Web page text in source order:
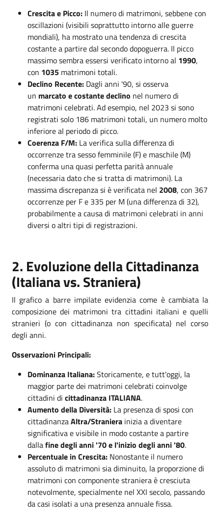
Crescita e Picco: Il numero di matrimoni, sebbene con
oscillazioni (visibili soprattutto intorno alle guerre
mondiali), ha mostrato una tendenza di crescita
costante a partire dal secondo dopoguerra. Il picco
massimo sembra essersi verificato intorno al 1990,
con 1035 matrimoni totali.
Declino Recente: Dagli anni '90, si osserva
un marcato e costante declino nel numero di
matrimoni celebrati. Ad esempio, nel 2023 si sono
registrati solo 186 matrimoni totali, un numero molto
inferiore al periodo di picco.
Coerenza F/M: La verifica sulla differenza di
occorrenze tra sesso femminile (F) e maschile (M)
conferma una quasi perfetta parità annuale
(necessaria dato che si tratta di matrimoni). La
massima discrepanza si è verificata nel 2008, con 367
occorrenze per F e 335 per M (una differenza di 32),
probabilmente a causa di matrimoni celebrati in anni
diversi o altri tipi di registrazioni.
2. Evoluzione della Cittadinanza
(Italiana vs. Straniera)
Il grafico a barre impilate evidenzia come è cambiata la
composizione dei matrimoni tra cittadini italiani e quelli
stranieri (o con cittadinanza non specificata) nel corso
degli anni.
Osservazioni Principali:
Dominanza Italiana:Storicamente, e tutt'oggi, la
maggior parte dei matrimoni celebrati coinvolge
cittadini di cittadinanza ITALIANA.
Aumento della Diversità: La presenza di sposi con
cittadinanzaAltra/Straniera inizia a diventare
significativa e visibile in modo costante a partire
dallafine degli anni '70 e l'inizio degli anni '80.
Percentuale in Crescita: Nonostante il numero
assoluto di matrimoni sia diminuito, la proporzione di
matrimoni con componente straniera è cresciuta
notevolmente, specialmente nel XXI secolo, passando
da casi isolati a una presenza annuale fissa.